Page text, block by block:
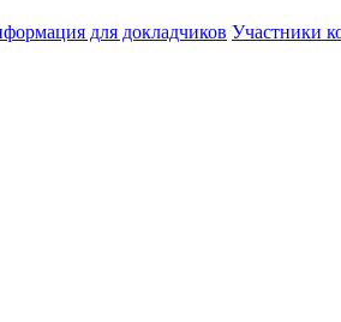
для докладчиков Участники